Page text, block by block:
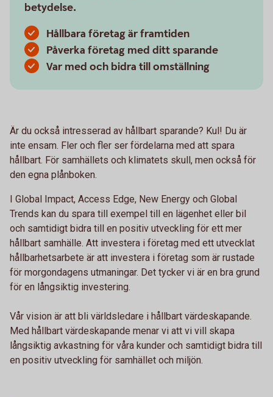
betydelse.
Hållbara företag är framtiden
Påverka företag med ditt sparande
Var med och bidra till omställning
Är du också intresserad av hållbart sparande? Kul! Du är
inte ensam. Fler och fler ser fördelarna med att spara
hållbart. För samhällets och klimatets skull, men också för
den egna plånboken.
I Global Impact, Access Edge, New Energy och Global
Trends kan du spara till exempel till en lägenhet eller bil
och samtidigt bidra till en positiv utveckling för ett mer
hållbart samhälle. Att investera i företag med ett utvecklat
hållbarhetsarbete är att investera i företag som är rustade
för morgondagens utmaningar. Det tycker vi är en bra grund
för en långsiktig investering.
Vår vision är att bli världsledare i hållbart värdeskapande.
Med hållbart värdeskapande menar vi att vi vill skapa
långsiktig avkastning för våra kunder och samtidigt bidra till
en positiv utveckling för samhället och miljön.